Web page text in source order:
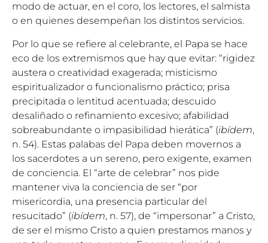
modo de actuar, en el coro, los lectores, el salmista
o en quienes desempeñan los distintos servicios.
Por lo que se refiere al celebrante, el Papa se hace
eco de los extremismos que hay que evitar: “rigidez
austera o creatividad exagerada; misticismo
espiritualizador o funcionalismo práctico; prisa
precipitada o lentitud acentuada; descuido
desaliñado o refinamiento excesivo; afabilidad
sobreabundante o impasibilidad hierática” (ibídem,
n. 54). Estas palabas del Papa deben movernos a
los sacerdotes a un sereno, pero exigente, examen
de conciencia. El “arte de celebrar” nos pide
mantener viva la conciencia de ser “por
misericordia, una presencia particular del
resucitado” (ibídem, n. 57), de “impersonar” a Cristo,
de ser el mismo Cristo a quien prestamos manos y